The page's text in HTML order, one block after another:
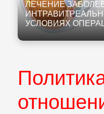
ЛЕЧЕНИЕ
УСЛОВИЯХ